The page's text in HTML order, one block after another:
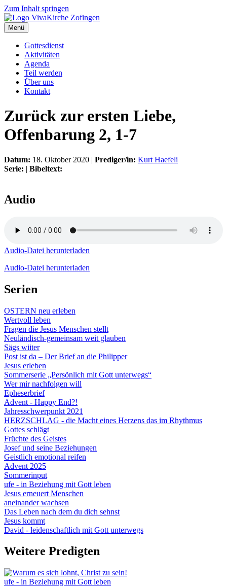
Zum Inhalt springen
Menü
Gottesdienst
Aktivitäten
Agenda
Teil werden
Über uns
Kontakt
Zurück zur ersten Liebe,
Offenbarung 2, 1-7
Datum: 18. Oktober 2020 | Prediger/in: Kurt Haefeli
Serie: | Bibeltext:
Audio
Audio-Datei herunterladen
Audio-Datei herunterladen
Serien
OSTERN neu erleben
Wertvoll leben
Fragen die Jesus Menschen stellt
Neuländisch-gemeinsam weit glauben
Sägs wiiter
Post ist da – Der Brief an die Philipper
Jesus erleben
Sommerserie „Persönlich mit Gott unterwegs“
Wer mir nachfolgen will
Epheserbrief
Advent - Happy End?!
Jahresschwerpunkt 2021
HERZSCHLAG - die Macht eines Herzens das im Rhythmus
Gottes schlägt
Früchte des Geistes
Josef und seine Beziehungen
Geistlich emotional reifen
Advent 2025
Sommerinput
ufe - in Beziehung mit Gott leben
Jesus erneuert Menschen
aneinander wachsen
Das Leben nach dem du dich sehnst
Jesus kommt
David - leidenschaftlich mit Gott unterwegs
Weitere Predigten
ufe - in Beziehung mit Gott leben